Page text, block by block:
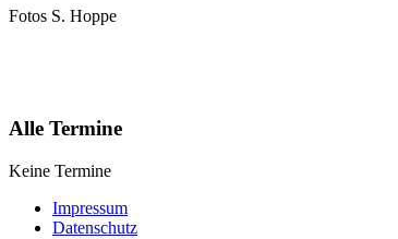
Fotos S. Hoppe
Alle Termine
Keine Termine
Impressum
Datenschutz